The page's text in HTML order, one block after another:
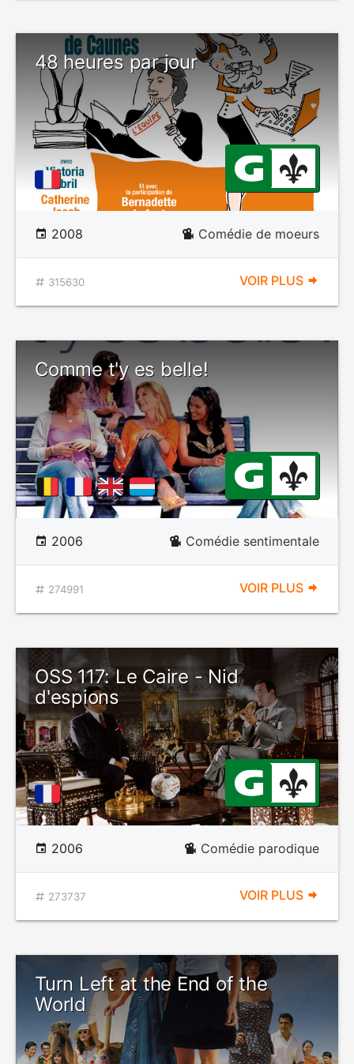
48 heures par jour
2008 Comédie de moeurs
315630 VOIR PLUS
Comme t'y es belle!
2006 Comédie sentimentale
274991 VOIR PLUS
OSS 117: Le Caire - Nid
d'espions
2006 Comédie parodique
273737 VOIR PLUS
Turn Left at the End of the
World